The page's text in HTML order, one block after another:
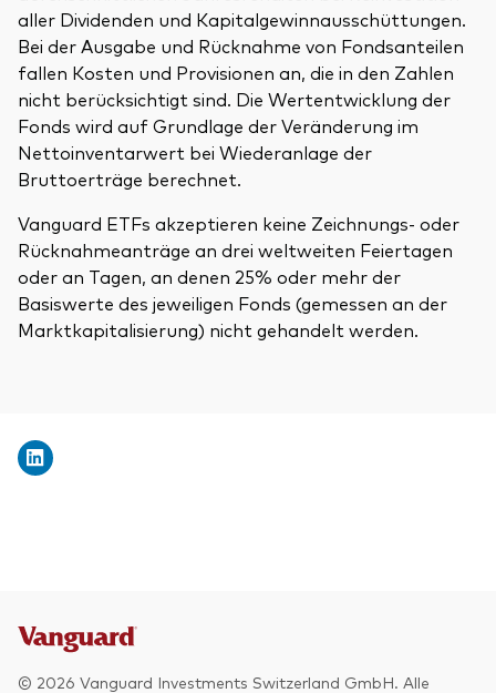
aller Dividenden und Kapitalgewinnausschüttungen.
Bei der Ausgabe und Rücknahme von Fondsanteilen
fallen Kosten und Provisionen an, die in den Zahlen
nicht berücksichtigt sind. Die Wertentwicklung der
Fonds wird auf Grundlage der Veränderung im
Nettoinventarwert bei Wiederanlage der
Bruttoerträge berechnet.
Vanguard ETFs akzeptieren keine Zeichnungs- oder
Rücknahmeanträge an drei weltweiten Feiertagen
oder an Tagen, an denen 25% oder mehr der
Basiswerte des jeweiligen Fonds (gemessen an der
Marktkapitalisierung) nicht gehandelt werden.
© 2026 Vanguard Investments Switzerland GmbH. Alle